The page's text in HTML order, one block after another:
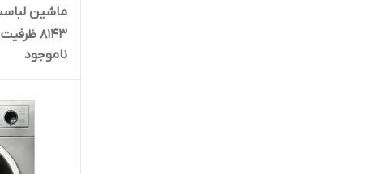
8143 ظرفیت 8 کیلوگرم
ناموجود